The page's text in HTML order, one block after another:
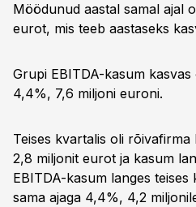
Möödunud aastal samal ajal
eurot, mis teeb aastaseks
Grupi EBITDA-kasum
4,4%, 7,6 miljoni euroni.
Teises kvartalis oli
2,8 miljonit eurot ja kasum
EBITDA-kasum langes
sama ajaga 4,4%, 4,2